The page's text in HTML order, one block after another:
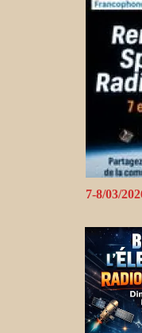
7-8/03/